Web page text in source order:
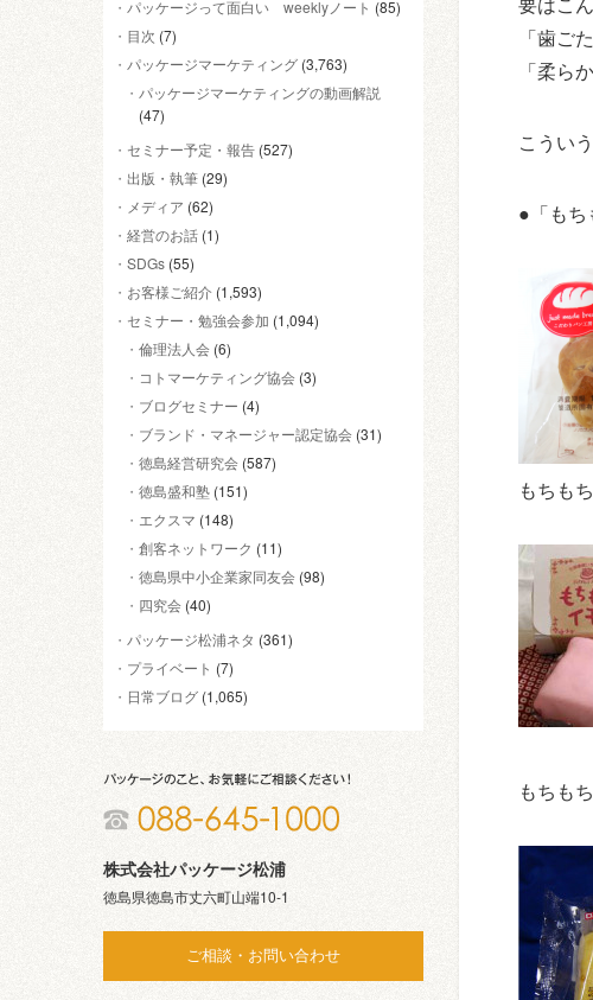
パッケージって面白い weeklyノート (85)
目次 (7)
パッケージマーケティング (3,763)
パッケージマーケティングの動画解説
(47)
セミナー予定・報告 (527)
出版・執筆 (29)
メディア (62)
経営のお話 (1)
SDGs (55)
お客様ご紹介 (1,593)
セミナー・勉強会参加 (1,094)
倫理法人会 (6)
コトマーケティング協会 (3)
ブログセミナー (4)
ブランド・マネージャー認定協会 (31)
徳島経営研究会 (587)
徳島盛和塾 (151)
エクスマ (148)
創客ネットワーク (11)
徳島県中小企業家同友会 (98)
四究会 (40)
パッケージ松浦ネタ (361)
プライベート (7)
日常ブログ (1,065)
株式会社パッケージ松浦
徳島県徳島市丈六町山端10-1
ご相談・お問い合わせ
「歯ご
「柔ら
こうい
●「もち
もちも
もちも